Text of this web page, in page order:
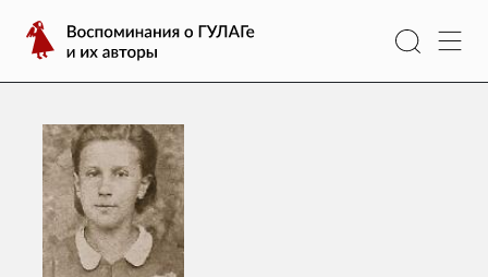
содержимому
Воспоминания
о
ГУЛАГе
их
авторы